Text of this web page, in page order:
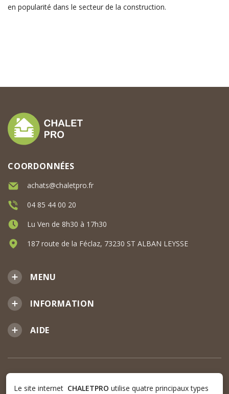
en popularité dans le secteur de la construction.
MENU
INFORMATION
AIDE
COORDONNÉES
achats@chaletpro.fr
04 85 44 00 20
Lu Ven de 8h30 à 17h30
187 route de la Féclaz, 73230 ST ALBAN LEYSSE
Le site internet CHALETPRO utilise quatre principaux types